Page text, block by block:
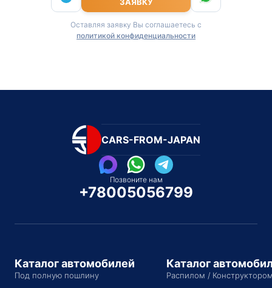
Оставляя заявку Вы соглашаетесь с
политикой конфиденциальности
CARS-FROM-JAPAN
Позвоните нам
+78005056799
Каталог автомобилей
Под полную пошлину
Каталог
Распилом /